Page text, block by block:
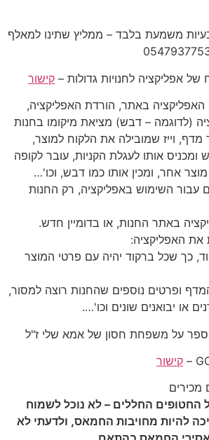
משמעת בלבד – ממליץ שתינו למאלף
של אפליקציה לחנויות גדולות – קישור
באתר, הורדת האפליקציה,
(לדוגמה – דבש) מציאת מיקומו בחנות
וייז שמובילה את הלקוח למוצר,
אותו לעגלת הקניות, עובר לקופה
אחר, ומכין אותו כמו דבש, וכו'…
עבור השימוש באפליקציה, רק החנות
באתר החנות, או בדומיין חדש.
את האפליקציה:
כך שכל ברקוד יהיה עם פרטי המוצר
ופרטים נוספים שהחנות רוצה למסור,
או יבואנים שונים וכו'….
על משפחת חסון של אמא שלי ז"ל
קישור
מכירים
החטופים החללים – לא נוכל לשמוח
להיות מחויבות החמאס, ולדעתי לא